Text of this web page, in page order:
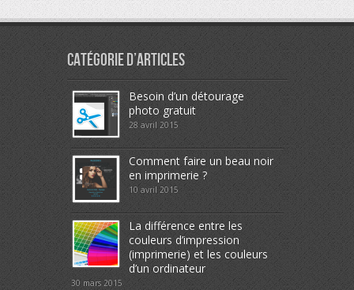
Catégorie d’articles
Besoin d’un détourage
photo gratuit
28 avril 2015
Comment faire un beau noir
en imprimerie ?
10 avril 2015
La différence entre les
couleurs d’impression
(imprimerie) et les couleurs
d’un ordinateur
30 mars 2015